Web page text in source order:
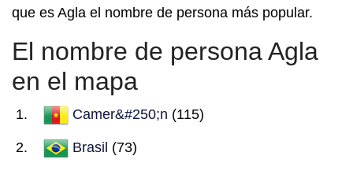
que es Agla el nombre de persona más popular.
El nombre de persona Agla
en el mapa
Camer&#250;n (115)
Brasil (73)